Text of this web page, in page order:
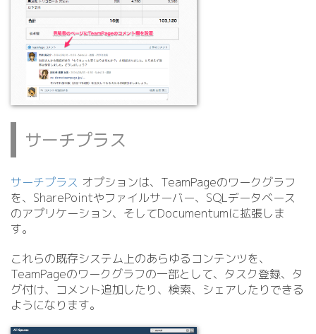
サーチプラス
サーチプラス オプションは、TeamPageのワークグラフ
を、SharePointやファイルサーバー、SQLデータベース
のアプリケーション、そしてDocumentumに拡張しま
す。
これらの既存システム上のあらゆるコンテンツを、
TeamPageのワークグラフの一部として、タスク登録、タ
グ付け、コメント追加したり、検索、シェアしたりできる
ようになります。